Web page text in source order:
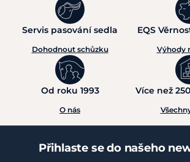
Servis pasování sedla
Dohodnout schůzku
EQS
Výhody
Od roku 1993
O nás
Více než
Přihlaste se do našeho